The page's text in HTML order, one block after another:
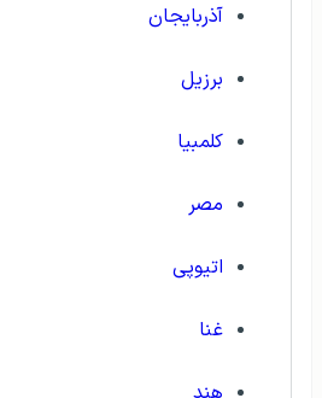
آذربایجان
برزیل
کلمبیا
مصر
اتیوپی
غنا